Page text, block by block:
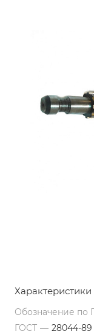
Характеристики
Обозначение по
ГОСТ — 28044-89